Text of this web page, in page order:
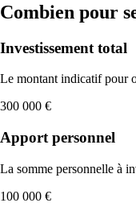
Combien pour
Investissement total
Le montant indicatif pour
300 000 €
Apport personnel
La somme personnelle à
100 000 €